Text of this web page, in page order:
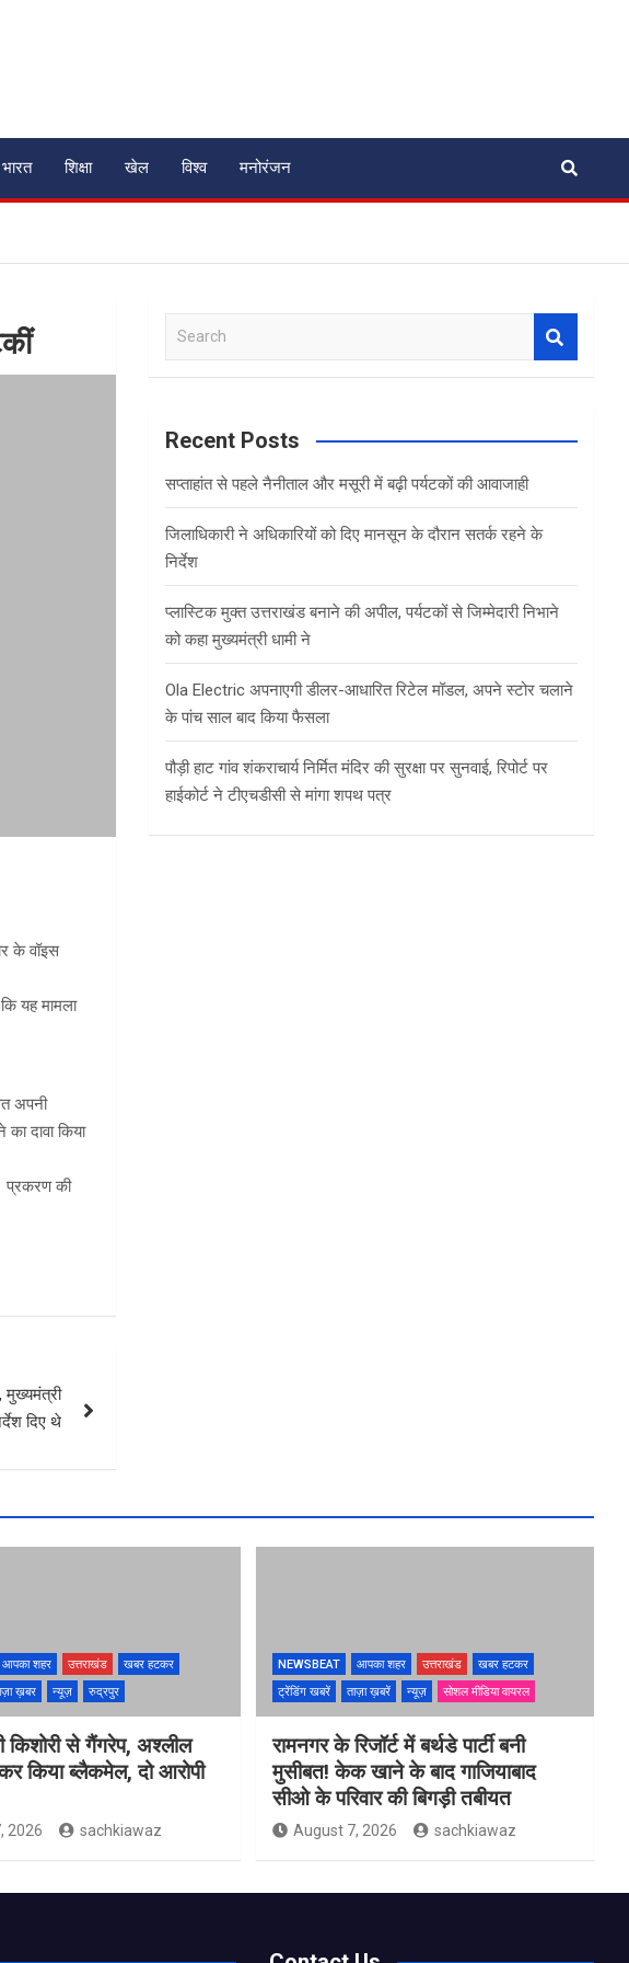
भारत शिक्षा खेल विश्व मनोरंजन
के वॉइस
यह मामला
अपनी
दावा किया
प्रकरण की
मुख्यमंत्री
दिए थे
a
c
Recent Posts
सप्ताहांत से पहले नैनीताल और मसूरी में बढ़ी पर्यटकों की आवाजाही
जिलाधिकारी ने अधिकारियों को दिए मानसून के दौरान सतर्क रहने के
निर्देश
प्लास्टिक मुक्त उत्तराखंड बनाने की अपील, पर्यटकों से जिम्मेदारी निभाने
को कहा मुख्यमंत्री धामी ने
Ola Electric अपनाएगी डीलर-आधारित रिटेल मॉडल, अपने स्टोर चलाने
के पांच साल बाद किया फैसला
पौड़ी हाट गांव शंकराचार्य निर्मित मंदिर की सुरक्षा पर सुनवाई, रिपोर्ट पर
हाईकोर्ट ने टीएचडीसी से मांगा शपथ पत्र
आपका शहर उत्तराखंड
खबर हटकर
ख़बर न्यूज़ रुद्रपुर
किशोरी से गैंगरेप, अश्लील
किया ब्लैकमेल, दो आरोपी
2026 sachkiawaz
NEWSBEAT आपका शहर उत्तराखंड
खबर हटकर
ट्रेंडिंग खबरें
ताज़ा ख़बरें न्यूज़ सोशल मीडिया वायरल
रामनगर के रिजॉर्ट में बर्थडे पार्टी बनी
मुसीबत! केक खाने के बाद गाजियाबाद
सीओ के परिवार की बिगड़ी तबीयत
August 7, 2026 sachkiawaz